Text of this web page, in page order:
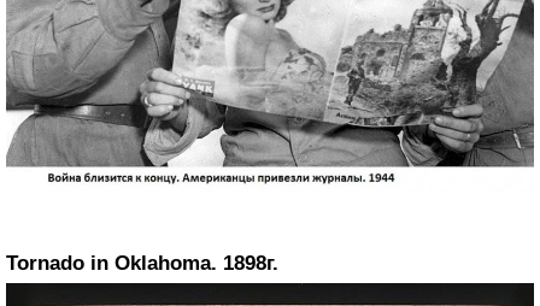
Tornado in Oklahoma. 1898г.